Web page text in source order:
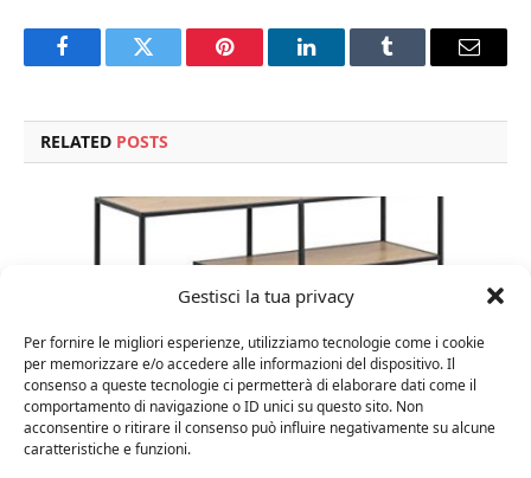
Gestisci la tua privacy
Per fornire le migliori esperienze, utilizziamo tecnologie come i cookie
per memorizzare e/o accedere alle informazioni del dispositivo. Il
consenso a queste tecnologie ci permetterà di elaborare dati come il
comportamento di navigazione o ID unici su questo sito. Non
acconsentire o ritirare il consenso può influire negativamente su alcune
caratteristiche e funzioni.
FacebookTwitter Pinterest LinkedInTumblr Email
RELATED POSTS